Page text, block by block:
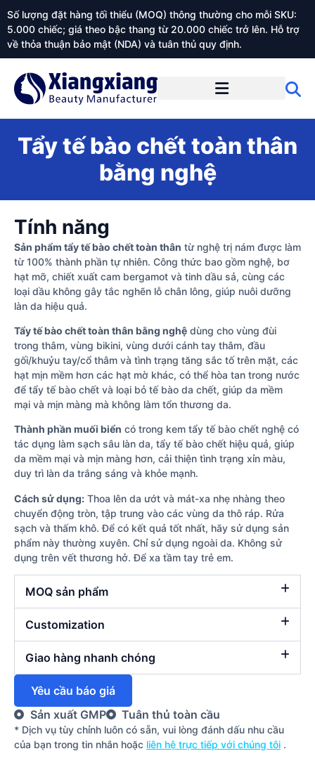
Số lượng đặt hàng tối thiểu (MOQ) thông thường cho mỗi SKU:
5.000 chiếc; giá theo bậc thang từ 20.000 chiếc trở lên. Hỗ trợ
về thỏa thuận bảo mật (NDA) và tuân thủ quy định.
Tẩy tế bào chết toàn thân
bằng nghệ
Tính năng
Sản phẩm tẩy tế bào chết toàn thân từ nghệ trị nám được làm
từ 100% thành phần tự nhiên. Công thức bao gồm nghệ, bơ
hạt mỡ, chiết xuất cam bergamot và tinh dầu sả, cùng các
loại dầu không gây tắc nghẽn lỗ chân lông, giúp nuôi dưỡng
làn da hiệu quả.
Tẩy tế bào chết toàn thân bằng nghệ dùng cho vùng đùi
trong thâm, vùng bikini, vùng dưới cánh tay thâm, đầu
gối/khuỷu tay/cổ thâm và tình trạng tăng sắc tố trên mặt, các
hạt mịn mềm hơn các hạt mờ khác, có thể hòa tan trong nước
để tẩy tế bào chết và loại bỏ tế bào da chết, giúp da mềm
mại và mịn màng mà không làm tổn thương da.
Thành phần muối biển có trong kem tẩy tế bào chết nghệ có
tác dụng làm sạch sâu làn da, tẩy tế bào chết hiệu quả, giúp
da mềm mại và mịn màng hơn, cải thiện tình trạng xỉn màu,
duy trì làn da trắng sáng và khỏe mạnh.
Cách sử dụng: Thoa lên da ướt và mát-xa nhẹ nhàng theo
chuyển động tròn, tập trung vào các vùng da thô ráp. Rửa
sạch và thấm khô. Để có kết quả tốt nhất, hãy sử dụng sản
phẩm này thường xuyên. Chỉ sử dụng ngoài da. Không sử
dụng trên vết thương hở. Để xa tầm tay trẻ em.
MOQ sản phẩm
Customization
Giao hàng nhanh chóng
Yêu cầu báo giá
Sản xuất GMP
Tuân thủ toàn cầu
* Dịch vụ tùy chỉnh luôn có sẵn, vui lòng đánh dấu nhu cầu
của bạn trong tin nhắn hoặc liên hệ trực tiếp với chúng tôi .